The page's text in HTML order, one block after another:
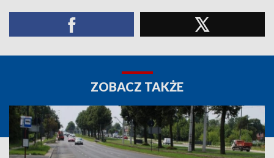
ZOBACZ TAKŻE